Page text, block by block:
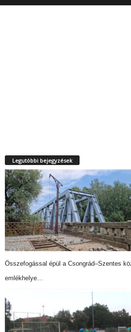
Legutóbbi bejegyzések
Összefogással épül a Csongrád–Szentes
emlékhelye…